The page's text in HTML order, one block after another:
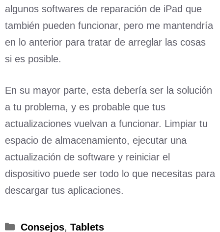
algunos softwares de reparación de iPad que
también pueden funcionar, pero me mantendría
en lo anterior para tratar de arreglar las cosas
si es posible.
En su mayor parte, esta debería ser la solución
a tu problema, y es probable que tus
actualizaciones vuelvan a funcionar. Limpiar tu
espacio de almacenamiento, ejecutar una
actualización de software y reiniciar el
dispositivo puede ser todo lo que necesitas para
descargar tus aplicaciones.
Categorías
Consejos, Tablets